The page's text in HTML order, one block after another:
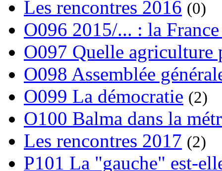
Les rencontres 2016 (0)
O096 2015/... : la
O097 Quelle agriculture
O098 Assemblée
O099 La démocratie (2)
O100 Balma dans la
Les rencontres 2017 (2)
P101 La "gauche" est-